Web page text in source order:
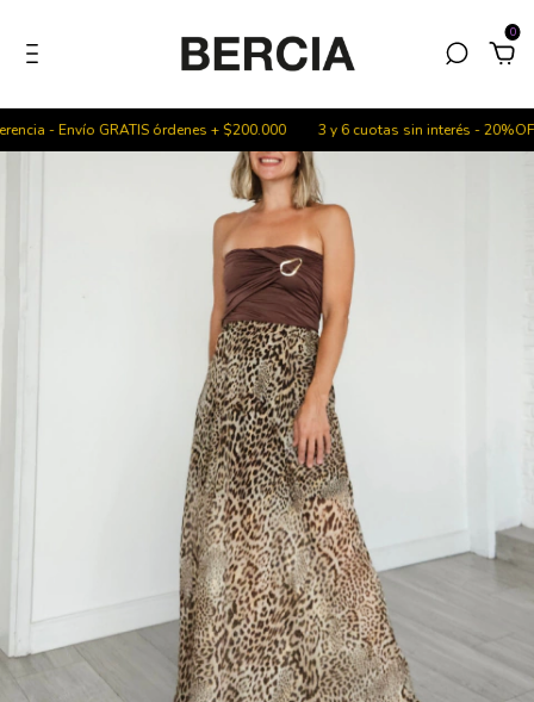
0
- Envío GRATIS órdenes + $200.000 3 y 6 cuotas sin interés - 20%OFF